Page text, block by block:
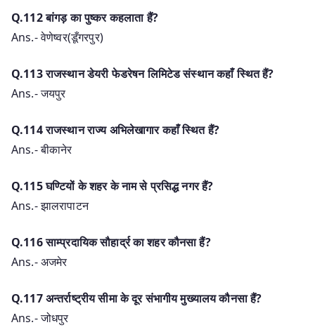
Q.112 बांगड़ का पुष्कर कहलाता हैं?
Ans.- वेणेष्वर(डूँगरपुर)
Q.113 राजस्थान डेयरी फेडरेषन लिमिटेड संस्थान कहाँ स्थित हैं?
Ans.- जयपुर
Q.114 राजस्थान राज्य अभिलेखागार कहाँ स्थित हैं?
Ans.- बीकानेर
Q.115 घण्टियों के शहर के नाम से प्रसिद्ध नगर हैं?
Ans.- झालरापाटन
Q.116 साम्प्रदायिक सौहार्द्र का शहर कौनसा हैं?
Ans.- अजमेर
Q.117 अन्तर्राष्ट्रीय सीमा के दूर संभागीय मुख्यालय कौनसा हैं?
Ans.- जोधपुर